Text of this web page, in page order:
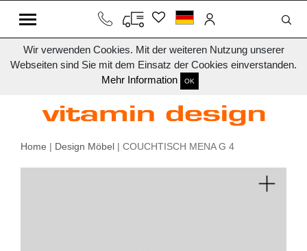
Wir verwenden Cookies. Mit der weiteren Nutzung unserer
Webseiten sind Sie mit dem Einsatz der Cookies einverstanden.
Mehr Information
OK
Home | Design Möbel | COUCHTISCH MENA G 4